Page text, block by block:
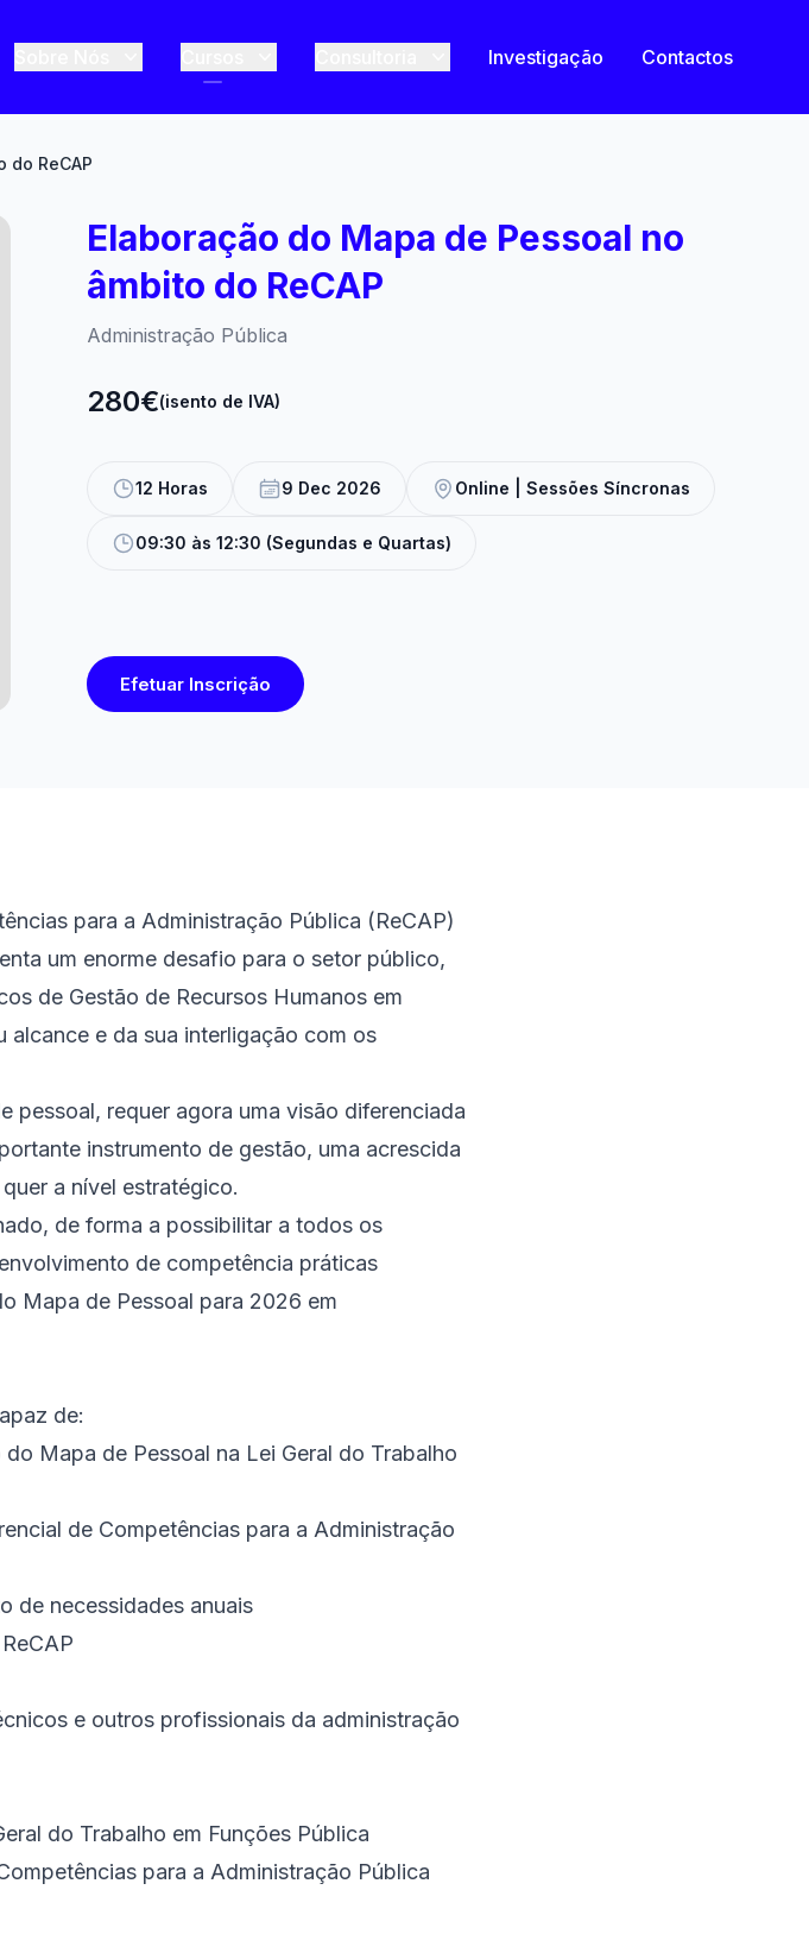
Investigação Contactos
do ReCAP
Elaboração do Mapa de Pessoal no
âmbito do ReCAP
Administração Pública
280€(isento de IVA)
12 Horas 9 Dec 2026 Online | Sessões Síncronas
09:30 às 12:30 (Segundas e Quartas)
Efetuar Inscrição
para a Administração Pública (ReCAP)
um enorme desafio para o setor público,
de Gestão de Recursos Humanos em
alcance e da sua interligação com os
pessoal, requer agora uma visão diferenciada
instrumento de gestão, uma acrescida
a nível estratégico.
de forma a possibilitar a todos os
de competência práticas
Mapa de Pessoal para 2026 em
de:
Mapa de Pessoal na Lei Geral do Trabalho
de Competências para a Administração
de necessidades anuais
e outros profissionais da administração
do Trabalho em Funções Pública
para a Administração Pública